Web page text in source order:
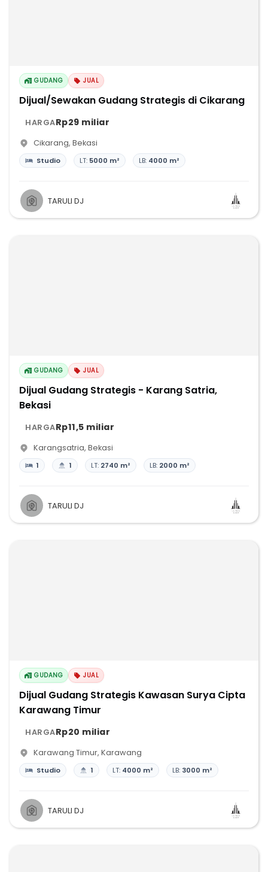
GUDANG JUAL
Dijual/Sewakan Gudang Strategis di Cikarang
HARGARp29 miliar
Cikarang, Bekasi
Studio LT: 5000 m² LB: 4000 m²
TARULI DJ
GUDANG JUAL
Dijual Gudang Strategis - Karang Satria,
Bekasi
HARGARp11,5 miliar
Karangsatria, Bekasi
1 1 LT: 2740 m² LB: 2000 m²
TARULI DJ
GUDANG JUAL
Dijual Gudang Strategis Kawasan Surya Cipta
Karawang Timur
HARGARp20 miliar
Karawang Timur, Karawang
Studio 1 LT: 4000 m² LB: 3000 m²
TARULI DJ